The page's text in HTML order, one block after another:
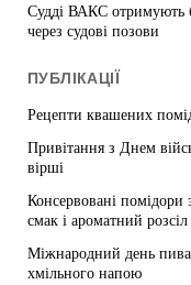
Судді ВАКС отримують
через судові позови
ПУБЛІКАЦІЇ
Рецепти квашених
Привітання з Днем
вірші
Консервовані
смак і ароматний розсіл
Міжнародний день
хмільного напою